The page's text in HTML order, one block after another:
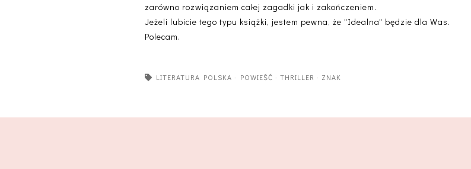
zarówno rozwiązaniem całej zagadki jak i zakończeniem.
Jeżeli lubicie tego typu książki, jestem pewna, że "Idealna" będzie dla Was.
Polecam.
LITERATURA POLSKA · POWIEŚĆ ·THRILLER · ZNAK